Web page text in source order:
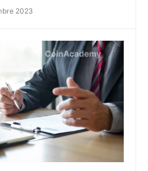
2023
crypto de la semaine du 6